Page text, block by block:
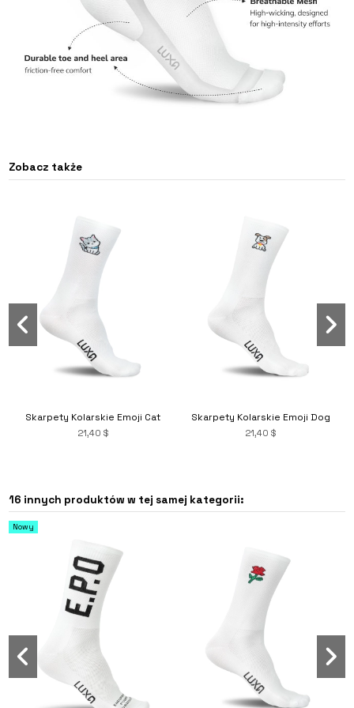
Zobacz także
Skarpety Kolarskie Emoji Cat
21,40 $
Skarpety Kolarskie Emoji Dog
21,40 $
Skarpety Kolarskie Emoji Fox
21,40 $
16 innych produktów w tej samej kategorii:
Nowy